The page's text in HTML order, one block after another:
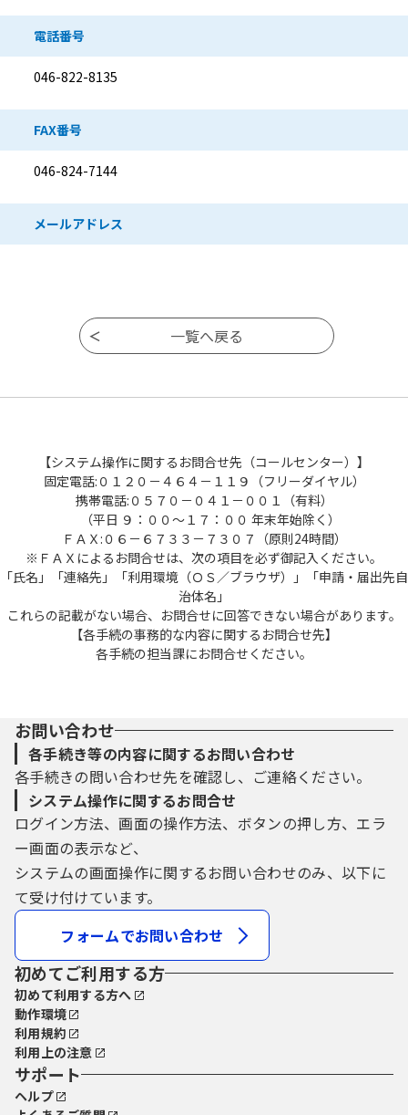
電話番号
046-822-8135
FAX番号
046-824-7144
メールアドレス
【システム操作に関するお問合せ先（コールセンター）】
固定電話:０１２０－４６４－１１９（フリーダイヤル）
携帯電話:０５７０－０４１－００１（有料）
（平日 ９：００～１７：００ 年末年始除く）
ＦＡＸ:０６－６７３３－７３０７（原則24時間）
※ＦＡＸによるお問合せは、次の項目を必ず御記入ください。
「氏名」「連絡先」「利用環境（ＯＳ／ブラウザ）」「申請・届出先自
治体名」
これらの記載がない場合、お問合せに回答できない場合があります。
【各手続の事務的な内容に関するお問合せ先】
各手続の担当課にお問合せください。
お問い合わせ
各手続き等の内容に関するお問い合わせ
各手続きの問い合わせ先を確認し、ご連絡ください。
システム操作に関するお問合せ
ログイン方法、画面の操作方法、ボタンの押し方、エラ
ー画面の表示など、
システムの画面操作に関するお問い合わせのみ、以下に
て受け付けています。
フォームでお問い合わせ
初めてご利用する方
初めて利用する方へ
動作環境
利用規約
利用上の注意
サポート
ヘルプ